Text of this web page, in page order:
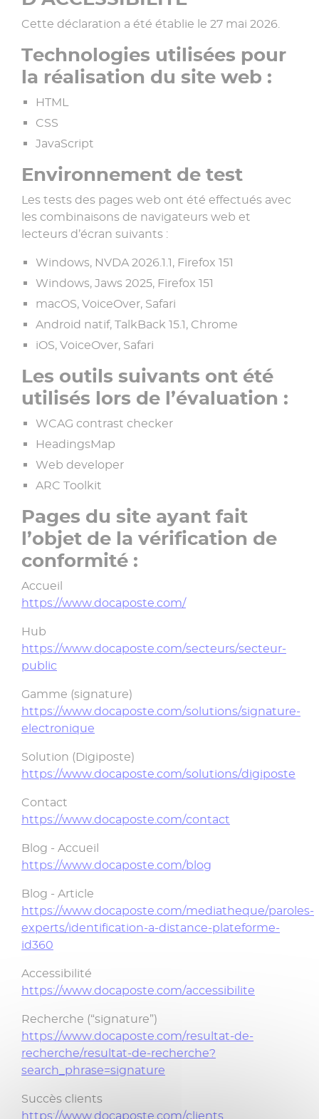
Cette déclaration a été établie le 27 mai 2026.
Technologies utilisées pour
la réalisation du site web :
HTML
CSS
JavaScript
Environnement de test
Les tests des pages web ont été effectués avec
les combinaisons de navigateurs web et
lecteurs d’écran suivants :
Windows, NVDA 2026.1.1, Firefox 151
Windows, Jaws 2025, Firefox 151
macOS, VoiceOver, Safari
Android natif, TalkBack 15.1, Chrome
iOS, VoiceOver, Safari
Les outils suivants ont été
utilisés lors de l’évaluation :
WCAG contrast checker
HeadingsMap
Web developer
ARC Toolkit
Pages du site ayant fait
l’objet de la vérification de
conformité :
Accueil
https://www.docaposte.com/
Hub
https://www.docaposte.com/secteurs/secteur-
public
Gamme (signature)
https://www.docaposte.com/solutions/signature-
electronique
Solution (Digiposte)
https://www.docaposte.com/solutions/digiposte
Contact
https://www.docaposte.com/contact
Blog - Accueil
https://www.docaposte.com/blog
Blog - Article
https://www.docaposte.com/mediatheque/paroles-
experts/identification-a-distance-plateforme-
id360
Accessibilité
https://www.docaposte.com/accessibilite
Recherche (“signature”)
https://www.docaposte.com/resultat-de-
recherche/resultat-de-recherche?
search_phrase=signature
Succès clients
https://www.docaposte.com/clients